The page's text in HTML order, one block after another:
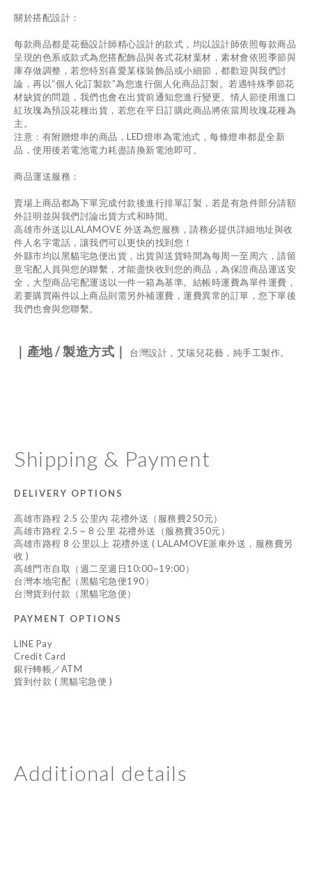
關於搭配設計：
每款商品都是花藝設計師精心設計的款式，均以設計師依照每款商品
呈現的色系或款式為您搭配飾品與各式花材葉材，素材會依照季節與
庫存做調整，若您特別喜愛某樣裝飾品或小細節，都歡迎與我們討
論，再以“個人化訂製款”為您進行個人化商品訂製。若遇特殊季節花
材缺貨的問題，我們也會在出貨前通知您進行變更。情人節使用進口
紅玫瑰為預設花種出貨，若您在平日訂購此商品將依當周玫瑰花種為
主。
注意：有附贈燈串的商品， LED燈串為電池式，每條燈串都是全新
品，使用後若電池電力耗盡請換新電池即可。
商品運送服務：
賣場上商品都為下單完成付款後進行排單訂製，若是有急件部分請額
外註明並與我們討論出貨方式和時間。
高雄市外送以LALAMOVE 外送為您服務，請務必提供詳細地址與收
件人名字電話，讓我們可以更快的找到您！
外縣市均以黑貓宅急便出貨，出貨與送貨時間為每周一至周六，請留
意宅配人員與您的聯繫，才能盡快收到您的商品，為保證商品運送安
全，大型商品宅配運送以一件一箱為基準。結帳時運費為單件運費，
若要購買兩件以上商品則需另外補運費，運費異常的訂單，您下單後
我們也會與您聯繫。
｜產地/製造方式｜ 台灣設計，艾瑞兒花藝，純手工製作。
Shipping & Payment
DELIVERY OPTIONS
高雄市路程 2.5 公里內 花禮外送（服務費250元）
高雄市路程 2.5 ~ 8 公里 花禮外送（服務費350元）
高雄市路程 8 公里以上 花禮外送 ( LALAMOVE派車外送，服務費另
收 )
高雄門市自取（週二至週日10:00~19:00）
台灣本地宅配（黑貓宅急便190）
台灣貨到付款（黑貓宅急便）
PAYMENT OPTIONS
LINE Pay
Credit Card
銀行轉帳／ATM
貨到付款 ( 黑貓宅急便 )
Additional details